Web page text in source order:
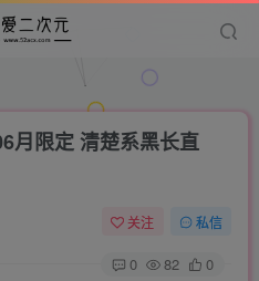
月限定 清楚系黑长直
关注 私信
0 82 0